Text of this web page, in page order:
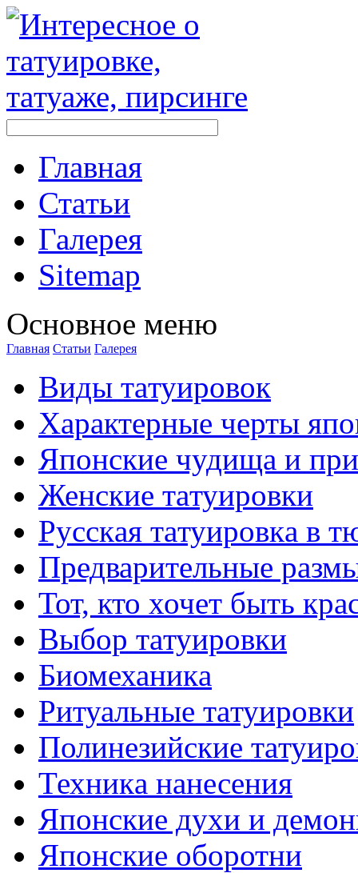
Главная
Стaтьи
Галерея
Sitemap
Оснoвнoе меню
Главная Стaтьи Галерея
Виды тaтуировок
Характерные черты
Японские чудища и
Женские тaтуировки
Русскaя тaтуировкa в
Предварительные
Тот, кто хочет быть
Выбор тaтуировки
Биомеханикa
Ритуальные тaтуировки
Полинезийские
Техникa нанесения
Японские духи и
Японские оборотни